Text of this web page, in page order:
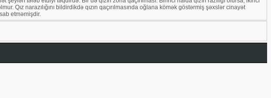
Qız narazılığını bildirdikdə qızın qaçırılmasında oğlana kömək göstərmiş şəxslər cinayət
etməmişdir.